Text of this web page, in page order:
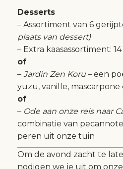
Desserts
– Assortiment van 6
plaats van dessert)
– Extra kaasassortiment:
of
– Jardin Zen Koru – een
yuzu, vanille, mascarpone
of
– Ode aan onze reis naar
combinatie van
peren uit onze tuin
Om de avond zacht te
nodigen we je uit om onze